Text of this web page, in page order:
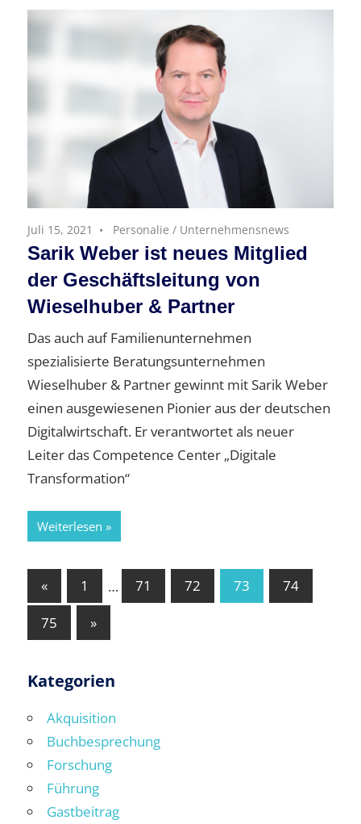
Juli 15, 2021 Personalie / Unternehmensnews
Sarik Weber ist neues Mitglied
der Geschäftsleitung von
Wieselhuber & Partner
Das auch auf Familienunternehmen
spezialisierte Beratungsunternehmen
Wieselhuber & Partner gewinnt mit Sarik Weber
einen ausgewiesenen Pionier aus der deutschen
Digitalwirtschaft. Er verantwortet als neuer
Leiter das Competence Center „Digitale
Transformation“
Weiterlesen
Seitennummerierung
der
Beiträge
«Vorherige
Beiträge
1 … 71 72 73
74
75
Nächste
Beiträge
»
Kategorien
Akquisition
Buchbesprechung
Forschung
Führung
Gastbeitrag